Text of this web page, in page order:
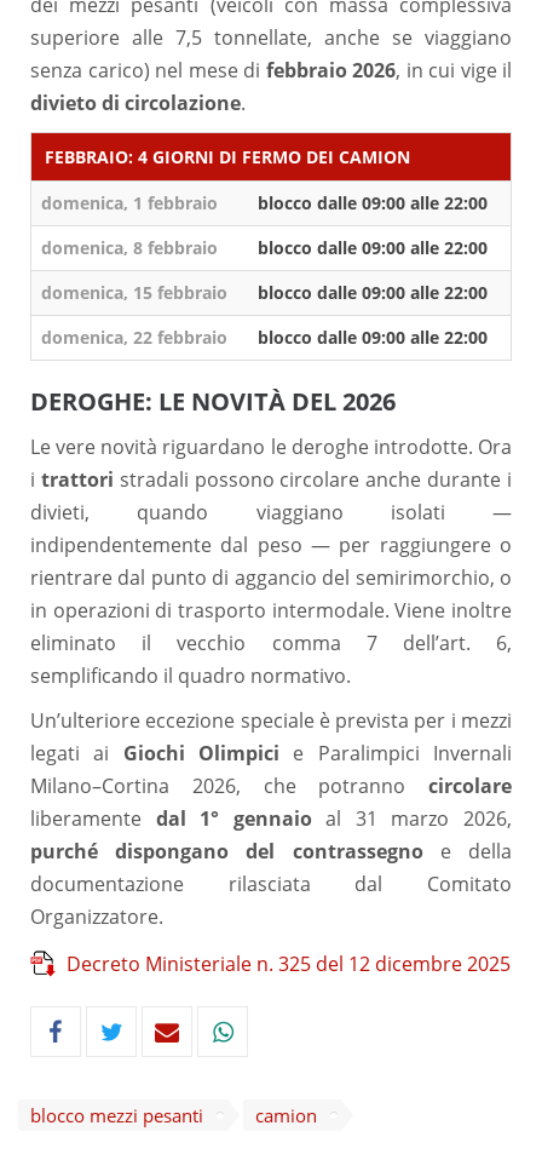
superiore alle 7,5 tonnellate, anche se viaggiano
senza carico) nel mese di febbraio 2026, in cui vige il
divieto di circolazione.
FEBBRAIO: 4 GIORNI DI FERMO DEI CAMION
domenica, 1 febbraio
blocco dalle 09:00 alle 22:00
domenica, 8 febbraio
blocco dalle 09:00 alle 22:00
domenica, 15 febbraio
blocco dalle 09:00 alle 22:00
domenica, 22 febbraio
blocco dalle 09:00 alle 22:00
DEROGHE: LE NOVITÀ DEL 2026
Le vere novità riguardano le deroghe introdotte. Ora
i trattori stradali possono circolare anche durante i
divieti, quando viaggiano isolati —
indipendentemente dal peso — per raggiungere o
rientrare dal punto di aggancio del semirimorchio, o
in operazioni di trasporto intermodale. Viene inoltre
eliminato il vecchio comma 7 dell’art. 6,
semplificando il quadro normativo.
Un’ulteriore eccezione speciale è prevista per i mezzi
legati ai Giochi Olimpici e Paralimpici Invernali
Milano–Cortina 2026, che potranno circolare
liberamente dal 1° gennaioal 31 marzo 2026,
purché dispongano del contrassegnoe della
documentazione rilasciata dal Comitato
Organizzatore.
Decreto Ministeriale n. 325 del 12 dicembre 2025
blocco mezzi pesanti camion